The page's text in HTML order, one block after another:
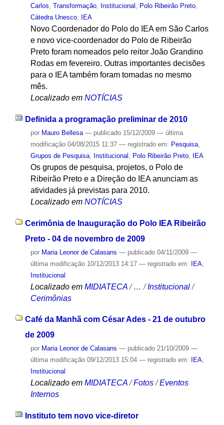
Carlos, Transformação, Institucional , Polo Ribeirão Preto,
Cátedra Unesco, IEA
Novo Coordenador do Polo do IEA em São Carlos
e novo vice-coordenador do Polo de Ribeirão
Preto foram nomeados pelo reitor João Grandino
Rodas em fevereiro. Outras importantes decisões
para o IEA também foram tomadas no mesmo
mês.
Localizado em NOTÍCIAS
Definida a programação preliminar de 2010
por Mauro Bellesa — publicado15/12/2009 — última
modificação04/08/2015 11:37 — registrado em: Pesquisa,
Grupos de Pesquisa, Institucional , Polo Ribeirão Preto, IEA
Os grupos de pesquisa, projetos, o Polo de
Ribeirão Preto e a Direção do IEA anunciam as
atividades já previstas para 2010.
Localizado em NOTÍCIAS
Cerimônia de Inauguração do Polo IEA Ribeirão
Preto - 04 de novembro de 2009
por Maria Leonor de Calasans — publicado04/11/2009 —
última modificação10/12/2013 14:17 — registrado em: IEA,
Institucional
Localizado em MIDIATECA /…/Institucional /
Cerimônias
Café da Manhã com César Ades - 21 de outubro
de 2009
por Maria Leonor de Calasans — publicado21/10/2009 —
última modificação09/12/2013 15:04 — registrado em: IEA,
Institucional
Localizado em MIDIATECA /Fotos /Eventos
Internos
Instituto tem novo vice-diretor